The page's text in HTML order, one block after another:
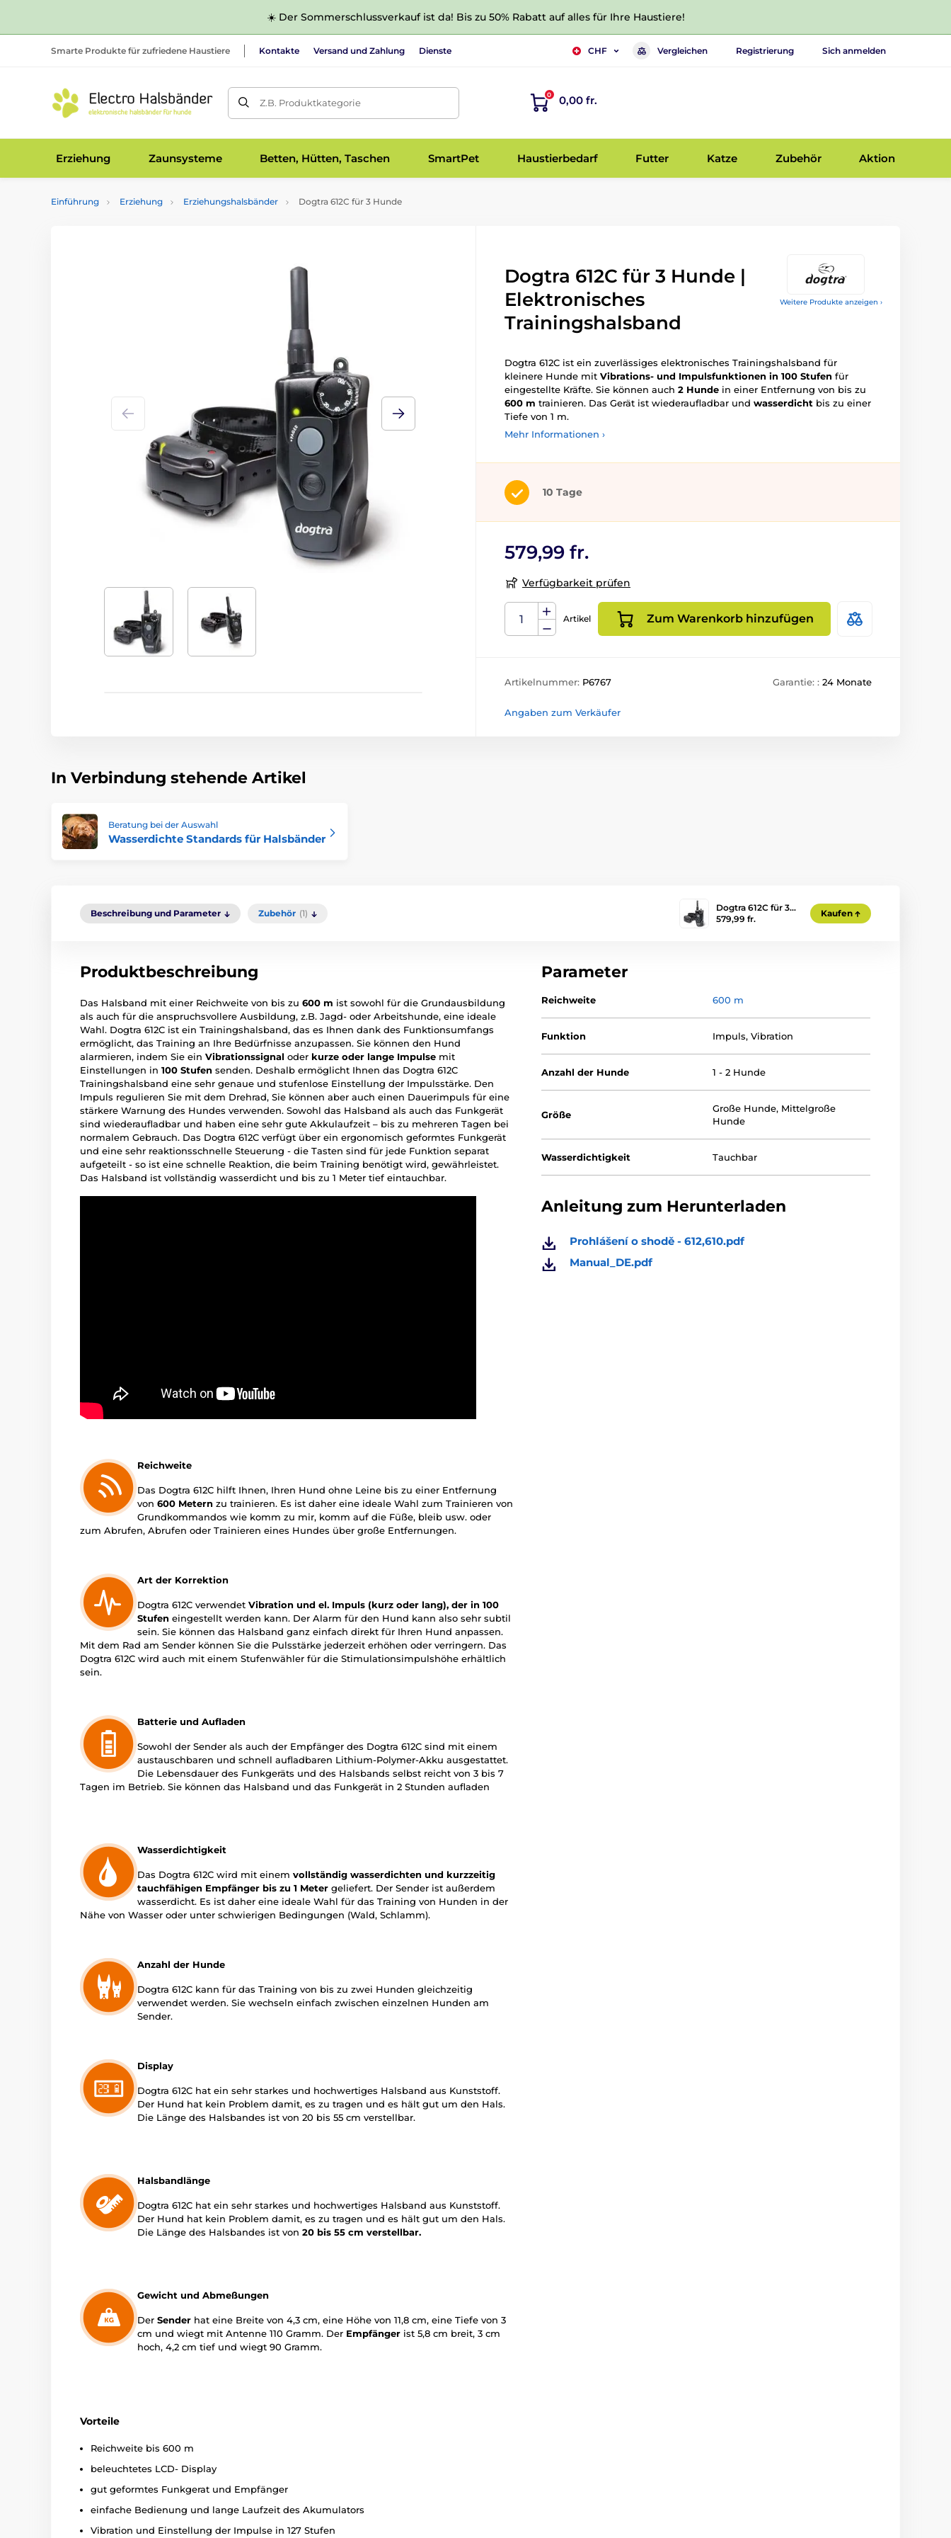
☀️ Der Sommerschlussverkauf ist da! Bis zu 50% Rabatt auf alles für Ihre Haustiere!
Smarte Produkte für zufriedene Haustiere Kontakte Versand und Zahlung Dienste CHF Vergleichen Registrierung Sich anmelden
Z.B. Produktkategorie
0 0,00 fr.
Erziehung Zaunsysteme Betten, Hütten, Taschen SmartPet Haustierbedarf Futter Katze Zubehör Aktion
Einführung Erziehung Erziehungshalsbänder Dogtra 612C für 3 Hunde
Weitere Produkte anzeigen ›
Dogtra 612C für 3 Hunde |
Elektronisches
Trainingshalsband
Dogtra 612C ist ein zuverlässiges elektronisches Trainingshalsband für
kleinere Hunde mit Vibrations- und Impulsfunktionen in 100 Stufen für
eingestellte Kräfte. Sie können auch 2 Hunde in einer Entfernung von bis zu
600 m trainieren. Das Gerät ist wiederaufladbar und wasserdicht bis zu einer
Tiefe von 1 m.
Mehr Informationen ›
10 Tage
579,99 fr.
Verfügbarkeit prüfen
Artikel Zum Warenkorb hinzufügen
Artikelnummer: P6767 Garantie: : 24 Monate
Angaben zum Verkäufer
In Verbindung stehende Artikel
Beratung bei der Auswahl
Wasserdichte Standards für Halsbänder
Beschreibung und Parameter Zubehör (1)
Dogtra 612C für 3…
579,99 fr.
Kaufen
Produktbeschreibung
Das Halsband mit einer Reichweite von bis zu 600 m ist sowohl für die Grundausbildung
als auch für die anspruchsvollere Ausbildung, z.B. Jagd- oder Arbeitshunde, eine ideale
Wahl. Dogtra 612C ist ein Trainingshalsband, das es Ihnen dank des Funktionsumfangs
ermöglicht, das Training an Ihre Bedürfnisse anzupassen. Sie können den Hund
alarmieren, indem Sie ein Vibrationssignal oder kurze oder lange Impulse mit
Einstellungen in 100 Stufen senden. Deshalb ermöglicht Ihnen das Dogtra 612C
Trainingshalsband eine sehr genaue und stufenlose Einstellung der Impulsstärke. Den
Impuls regulieren Sie mit dem Drehrad, Sie können aber auch einen Dauerimpuls für eine
stärkere Warnung des Hundes verwenden. Sowohl das Halsband als auch das Funkgerät
sind wiederaufladbar und haben eine sehr gute Akkulaufzeit – bis zu mehreren Tagen bei
normalem Gebrauch. Das Dogtra 612C verfügt über ein ergonomisch geformtes Funkgerät
und eine sehr reaktionsschnelle Steuerung - die Tasten sind für jede Funktion separat
aufgeteilt - so ist eine schnelle Reaktion, die beim Training benötigt wird, gewährleistet.
Das Halsband ist vollständig wasserdicht und bis zu 1 Meter tief eintauchbar.
Reichweite
Das Dogtra 612C hilft Ihnen, Ihren Hund ohne Leine bis zu einer Entfernung
von 600 Metern zu trainieren. Es ist daher eine ideale Wahl zum Trainieren von
Grundkommandos wie komm zu mir, komm auf die Füße, bleib usw. oder
zum Abrufen, Abrufen oder Trainieren eines Hundes über große Entfernungen.
Art der Korrektion
Dogtra 612C verwendet Vibration und el. Impuls (kurz oder lang), der in 100
Stufen eingestellt werden kann. Der Alarm für den Hund kann also sehr subtil
sein. Sie können das Halsband ganz einfach direkt für Ihren Hund anpassen.
Mit dem Rad am Sender können Sie die Pulsstärke jederzeit erhöhen oder verringern. Das
Dogtra 612C wird auch mit einem Stufenwähler für die Stimulationsimpulshöhe erhältlich
sein.
Batterie und Aufladen
Sowohl der Sender als auch der Empfänger des Dogtra 612C sind mit einem
austauschbaren und schnell aufladbaren Lithium-Polymer-Akku ausgestattet.
Die Lebensdauer des Funkgeräts und des Halsbands selbst reicht von 3 bis 7
Tagen im Betrieb. Sie können das Halsband und das Funkgerät in 2 Stunden aufladen
Wasserdichtigkeit
Das Dogtra 612C wird mit einem vollständig wasserdichten und kurzzeitig
tauchfähigen Empfänger bis zu 1 Meter geliefert. Der Sender ist außerdem
wasserdicht. Es ist daher eine ideale Wahl für das Training von Hunden in der
Nähe von Wasser oder unter schwierigen Bedingungen (Wald, Schlamm).
Anzahl der Hunde
Dogtra 612C kann für das Training von bis zu zwei Hunden gleichzeitig
verwendet werden. Sie wechseln einfach zwischen einzelnen Hunden am
Sender.
Display
Dogtra 612C hat ein sehr starkes und hochwertiges Halsband aus Kunststoff.
Der Hund hat kein Problem damit, es zu tragen und es hält gut um den Hals.
Die Länge des Halsbandes ist von 20 bis 55 cm verstellbar.
Halsbandlänge
Dogtra 612C hat ein sehr starkes und hochwertiges Halsband aus Kunststoff.
Der Hund hat kein Problem damit, es zu tragen und es hält gut um den Hals.
Die Länge des Halsbandes ist von 20 bis 55 cm verstellbar.
Gewicht und Abmeßungen
Der Sender hat eine Breite von 4,3 cm, eine Höhe von 11,8 cm, eine Tiefe von 3
cm und wiegt mit Antenne 110 Gramm. Der Empfänger ist 5,8 cm breit, 3 cm
hoch, 4,2 cm tief und wiegt 90 Gramm.
Vorteile
Reichweite bis 600 m
beleuchtetes LCD- Display
gut geformtes Funkgerat und Empfänger
einfache Bedienung und lange Laufzeit des Akumulators
Vibration und Einstellung der Impulse in 127 Stufen
Parameter
Reichweite 600 m
Funktion Impuls,Vibration
Anzahl der Hunde 1 - 2 Hunde
Größe
Große Hunde, Mittelgroße
Hunde
Wasserdichtigkeit Tauchbar
Anleitung zum Herunterladen
Prohlášení o shodě - 612,610.pdf
Manual_DE.pdf